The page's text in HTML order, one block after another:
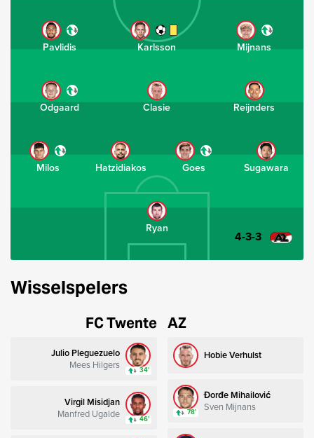
Ryan
Sugawara
Goes
Hatzidiakos
Milos
Reijnders
Clasie
Odgaard
Mijnans
Karlsson
Pavlidis
4-3-3
Wisselspelers
FC Twente
Julio Pleguezuelo
Mees Hilgers 34’
Virgil Misidjan
Manfred Ugalde 46’
AZ
Hobie Verhulst
Đorđe Mihailović
Sven Mijnans
78’